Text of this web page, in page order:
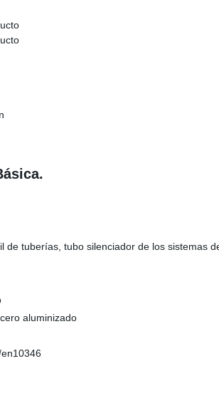
de tuberías, tubo silenciador de los sistemas
aluminizado